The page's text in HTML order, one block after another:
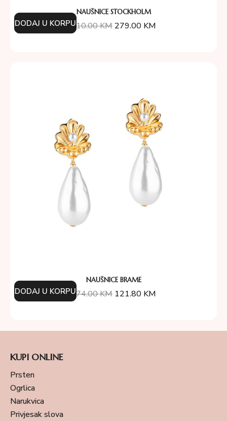
NAUŠNICE STOCKHOLM
310.00KM 279.00 KM
DODAJ U KORPU
NAUŠNICE BRAME
174.00KM 121.80 KM
DODAJ U KORPU
KUPI ONLINE
Prsten
Ogrlica
Narukvica
Privjesak slova